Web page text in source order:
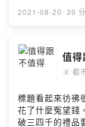
2021-08-20 · 39
值
🄴 都
標題看起來彷彿
花了什麼冤望錢
破三四千的禮品